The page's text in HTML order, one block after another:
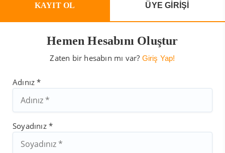
KAYIT OL ÜYE GİRİŞİ
Hemen Hesabını Oluştur
Zaten bir hesabın mı var? Giriş Yap!
Adınız *
Soyadınız *